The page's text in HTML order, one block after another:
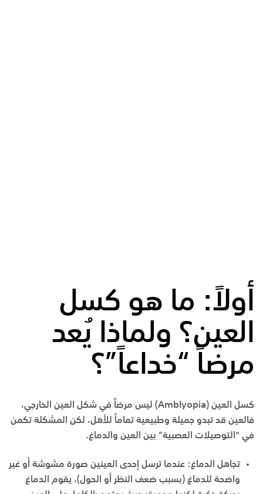
أولاً: ما هو كسل
العين؟ ولماذا يُعد
مرضاً “خداعاً”؟
كسل العين (Amblyopia)
ليس مرضاً في شكل العين الخارجي،
فالعين قد تبدو جميلة وطبيعية تماماً للأهل، لكن المشكلة تكمن
في “التوصيلات العصبية” بين العين والدماغ.
تجاهل الدماغ: عندما ترسل إحدى العينين صورة مشوشة أو غير
واضحة للدماغ (بسبب ضعف النظر أو الحول)، يقوم الدماغ